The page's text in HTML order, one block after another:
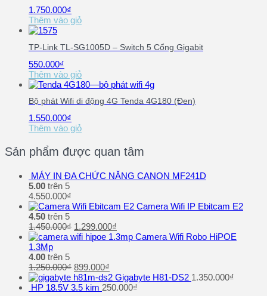
1.750.000₫
Thêm vào giỏ
TP-Link TL-SG1005D – Switch 5 Cổng Gigabit
550.000₫
Thêm vào giỏ
Bộ phát Wifi di động 4G Tenda 4G180 (Đen)
1.550.000₫
Thêm vào giỏ
Sản phẩm được quan tâm
MÁY IN ĐA CHỨC NĂNG CANON MF241D
5.00 trên 5
4.550.000₫
Camera Wifi IP Ebitcam E2
4.50 trên 5
1.450.000₫ 1.299.000₫
Camera Wifi Robo HiPOE
1.3Mp
4.00 trên 5
1.250.000₫ 899.000₫
Gigabyte H81-DS2 1.350.000₫
HP 18.5V 3.5 kim 250.000₫